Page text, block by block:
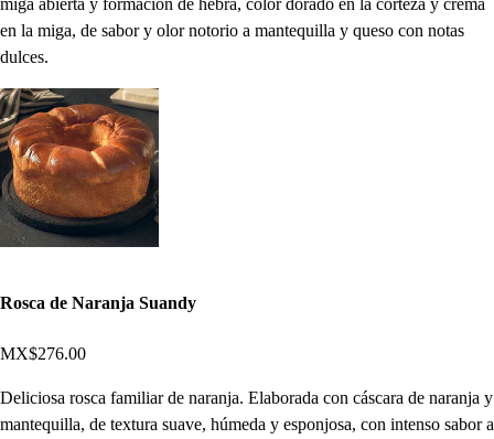
miga abierta y formación de hebra, color dorado en la corteza y crema
en la miga, de sabor y olor notorio a mantequilla y queso con notas
dulces.
Rosca de Naranja Suandy
MX$276.00
Deliciosa rosca familiar de naranja. Elaborada con cáscara de naranja y
mantequilla, de textura suave, húmeda y esponjosa, con intenso sabor a